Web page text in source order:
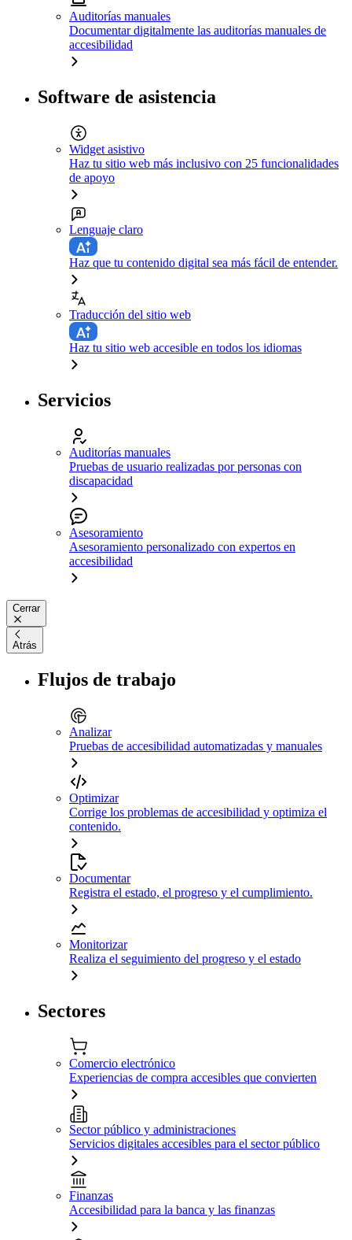
Auditorías manuales
Documentar digitalmente las auditorías manuales de
accesibilidad
Software de asistencia
Widget asistivo
Haz tu sitio web más inclusivo con 25 funcionalidades
de apoyo
Lenguaje claro
Haz que tu contenido digital sea más fácil de entender.
Traducción del sitio web
Haz tu sitio web accesible en todos los idiomas
Servicios
Auditorías manuales
Pruebas de usuario realizadas por personas con
discapacidad
Asesoramiento
Asesoramiento personalizado con expertos en
accesibilidad
Cerrar
Atrás
Flujos de trabajo
Analizar
Pruebas de accesibilidad automatizadas y manuales
Optimizar
Corrige los problemas de accesibilidad y optimiza el
contenido.
Documentar
Registra el estado, el progreso y el cumplimiento.
Monitorizar
Realiza el seguimiento del progreso y el estado
Sectores
Comercio electrónico
Experiencias de compra accesibles que convierten
Sector público y administraciones
Servicios digitales accesibles para el sector público
Finanzas
Accesibilidad para la banca y las finanzas